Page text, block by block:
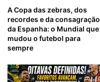
A Copa das zebras, dos
recordes e da consagração
da Espanha: o Mundial que
mudou o futebol para
sempre